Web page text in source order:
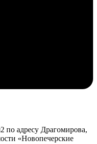
по адресу Драгомирова,
«Новопечерские